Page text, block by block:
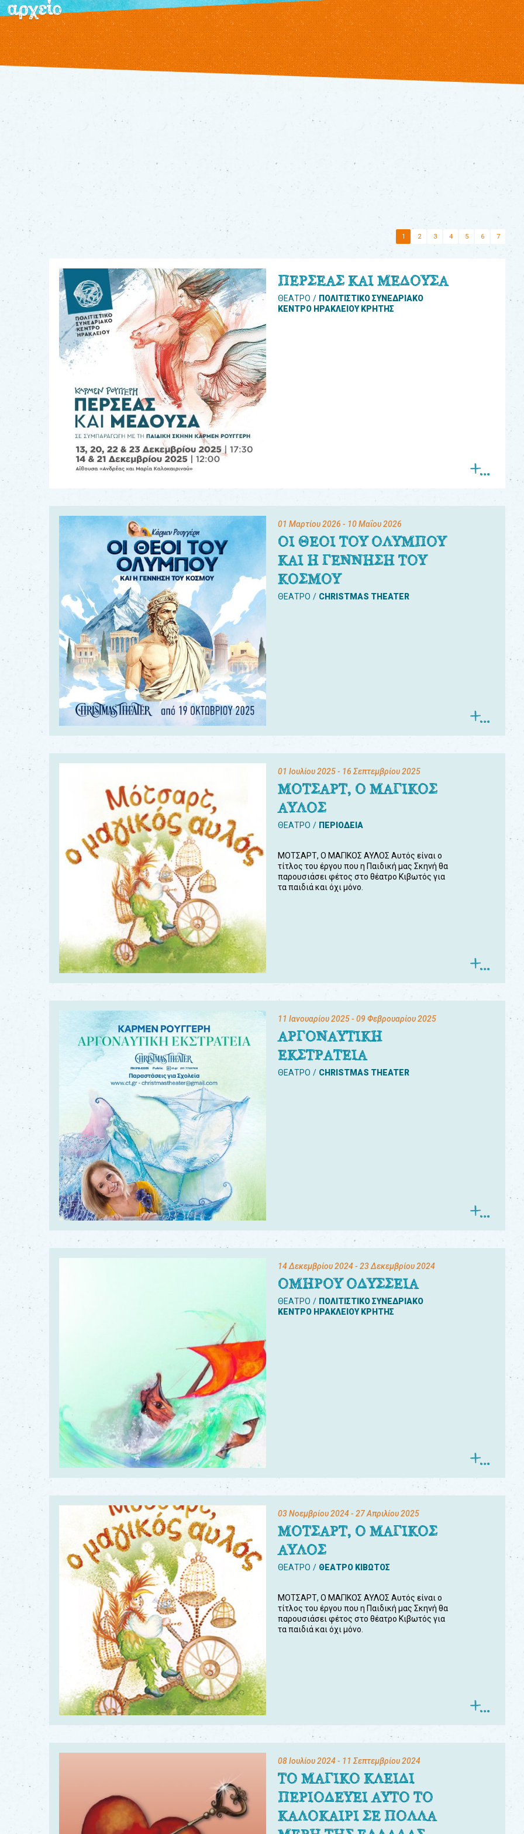
αρχείο
1 2 3 4 5 6 7
ΠΕΡΣΕΑΣ ΚΑΙ ΜΕΔΟΥΣΑ
ΘΕΑΤΡΟ
ΠΟΛΙΤΙΣΤΙΚΟ ΣΥΝΕΔΡΙΑΚΟ
ΚΕΝΤΡΟ ΗΡΑΚΛΕΙΟΥ ΚΡΗΤΗΣ
01 Μαρτίου 2026 - 10 Μαΐου 2026
ΟΙ ΘΕΟΙ ΤΟΥ ΟΛΥΜΠΟΥ
ΚΑΙ Η ΓΕΝΝΗΣΗ ΤΟΥ
ΚΟΣΜΟΥ
ΘΕΑΤΡΟ CHRISTMAS THEATER
01 Ιουλίου 2025- 16 Σεπτεμβρίου 2025
ΜΟΤΣΑΡΤ, Ο ΜΑΓΙΚΟΣ
ΑΥΛΟΣ
ΘΕΑΤΡΟ ΠΕΡΙΟΔΕΙΑ
ΜΟΤΣΑΡΤ, Ο ΜΑΓΙΚΟΣ ΑΥΛΟΣ Αυτός είναι ο
τίτλος του έργου που η Παιδική μας Σκηνή θα
παρουσιάσει φέτος στο θέατρο Κιβωτός για
τα παιδιά και όχι μόνο.
11 Ιανουαρίου 2025- 09 Φεβρουαρίου 2025
ΑΡΓΟΝΑΥΤΙΚΗ
ΕΚΣΤΡΑΤΕΙΑ
ΘΕΑΤΡΟ CHRISTMAS THEATER
14 Δεκεμβρίου 2024- 23 Δεκεμβρίου 2024
ΟΜΗΡΟΥ ΟΔΥΣΣΕΙΑ
ΘΕΑΤΡΟ
ΠΟΛΙΤΙΣΤΙΚΟ ΣΥΝΕΔΡΙΑΚΟ
ΚΕΝΤΡΟ ΗΡΑΚΛΕΙΟΥ ΚΡΗΤΗΣ
03 Νοεμβρίου 2024- 27 Απριλίου 2025
ΜΟΤΣΑΡΤ, Ο ΜΑΓΙΚΟΣ
ΑΥΛΟΣ
ΘΕΑΤΡΟ ΘΕΑΤΡΟ ΚΙΒΩΤΟΣ
ΜΟΤΣΑΡΤ, Ο ΜΑΓΙΚΟΣ ΑΥΛΟΣ Αυτός είναι ο
τίτλος του έργου που η Παιδική μας Σκηνή θα
παρουσιάσει φέτος στο θέατρο Κιβωτός για
τα παιδιά και όχι μόνο.
08 Ιουλίου 2024- 11 Σεπτεμβρίου 2024
ΤΟ ΜΑΓΙΚΟ ΚΛΕΙΔΙ
ΠΕΡΙΟΔΕΥΕΙ ΑΥΤΟ ΤΟ
ΚΑΛΟΚΑΙΡΙ ΣΕ ΠΟΛΛΑ